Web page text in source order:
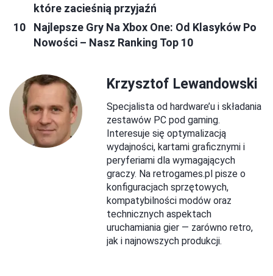
które zacieśnią przyjaźń
Najlepsze Gry Na Xbox One: Od Klasyków Po
Nowości – Nasz Ranking Top 10
Krzysztof Lewandowski
Specjalista od hardware’u i składania
zestawów PC pod gaming.
Interesuje się optymalizacją
wydajności, kartami graficznymi i
peryferiami dla wymagających
graczy. Na retrogames.pl pisze o
konfiguracjach sprzętowych,
kompatybilności modów oraz
technicznych aspektach
uruchamiania gier — zarówno retro,
jak i najnowszych produkcji.